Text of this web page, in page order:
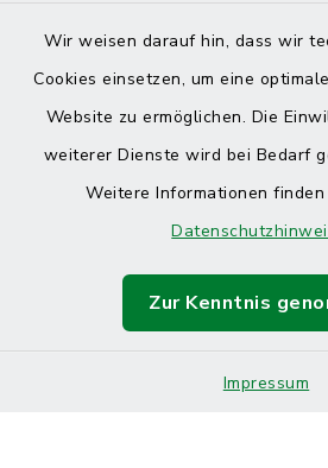
Wir weisen darauf hin, dass wir
Cookies einsetzen, um eine
Website zu ermöglichen. Die
weiterer Dienste wird bei Bedarf
Weitere Informationen
Zur Kenntnis
Impressum
Sitemap